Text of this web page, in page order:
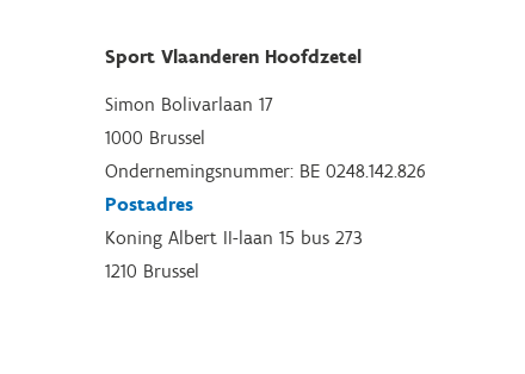
Sport Vlaanderen Hoofdzetel
Simon Bolivarlaan 17
1000 Brussel
Ondernemingsnummer: BE 0248.142.826
Postadres
Koning Albert II-laan 15 bus 273
1210 Brussel